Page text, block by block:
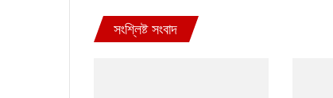
সংশ্লিষ্ট সংবাদ